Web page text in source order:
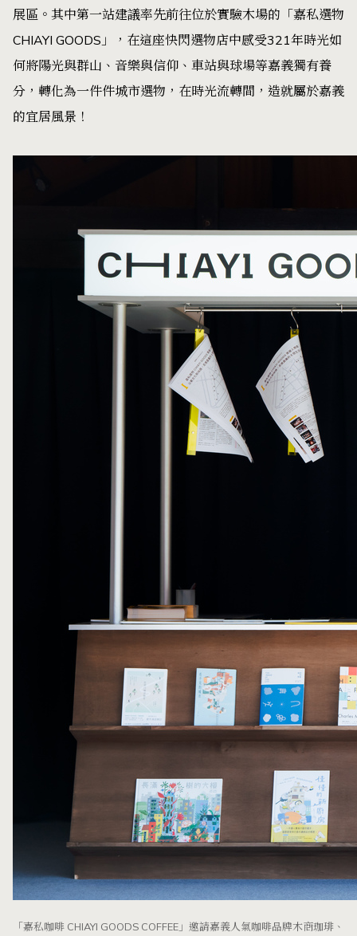
展區。其中第一站建議率先前往位於實驗木場的「嘉私選物
CHIAYI GOODS」，在這座快閃選物店中感受321年時光如
何將陽光與群山、音樂與信仰、車站與球場等嘉義獨有養
分，轉化為一件件城市選物，在時光流轉間，造就屬於嘉義
的宜居風景！
「嘉私咖啡 CHIAYI GOODS COFFEE」邀請嘉義人氣咖啡品牌木商珈琲、